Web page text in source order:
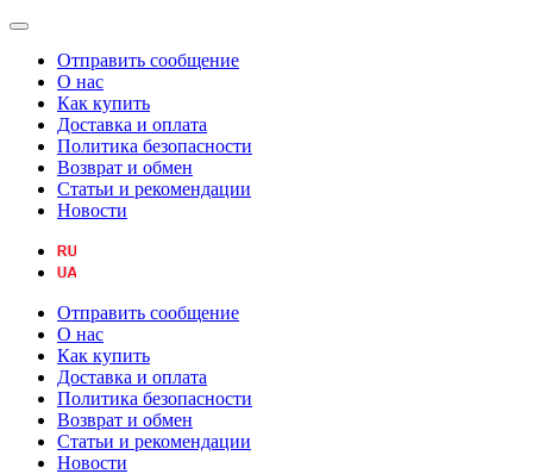
Отправить сообщение
О нас
Как купить
Доставка и оплата
Политика безопасности
Возврат и обмен
Статьи и рекомендации
Новости
Отправить сообщение
О нас
Как купить
Доставка и оплата
Политика безопасности
Возврат и обмен
Статьи и рекомендации
Новости